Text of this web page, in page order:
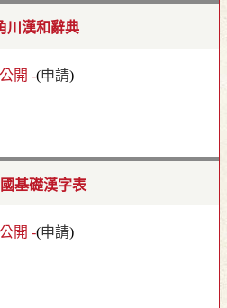
川漢和辭典
開 -(申請)
基礎漢字表
開 -(申請)